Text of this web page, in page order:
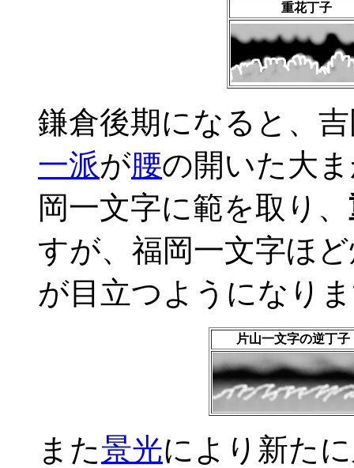
重花丁子
鎌倉後期になると、
一派が腰の開いた大
岡一文字に範を取り、
すが、福岡一文字ほ
が目立つようになり
片山一文字の逆丁子
また景光により新たに